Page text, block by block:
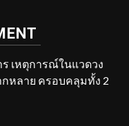
เหตุการณ์ในแวดวง
หลาย ครอบคลุมทั้ง 2